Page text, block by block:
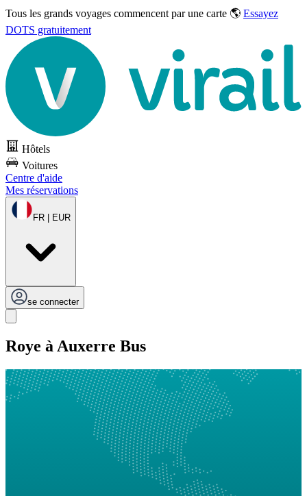
Tous les grands voyages commencent par une carte 🌎 Essayez
DOTS gratuitement
Hôtels
Voitures
Centre d'aide
Mes réservations
FR | EUR
se connecter
Roye à Auxerre Bus